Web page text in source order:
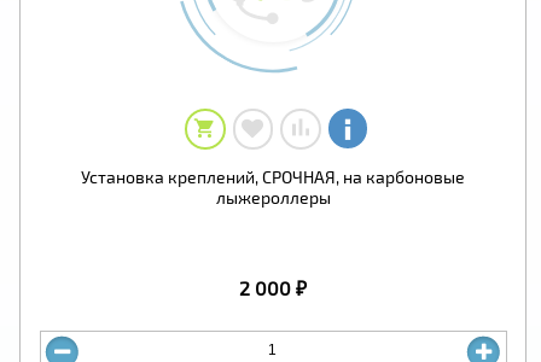
Установка креплений, СРОЧНАЯ, на карбоновые
лыжероллеры
2 000 ₽